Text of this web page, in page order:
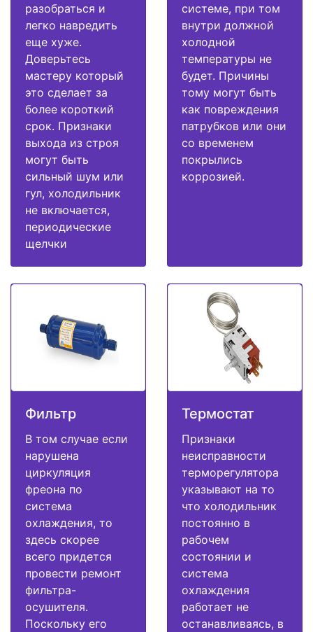
разобраться и
легко навредить
еще хуже.
Доверьтесь
мастеру который
это сделает за
более короткий
срок. Признаки
выхода из строя
могут быть
сильный шум или
гул, холодильник
не включается,
периодические
щелчки
системе, при том
внутри должной
холодной
температуры не
будет. Причины
тому могут быть
как повреждения
патрубков или они
со временем
покрылись
коррозией.
Фильтр
В том случае если
нарушена
циркуляция
фреона по
система
охлаждения, то
здесь скорее
всего придется
провести ремонт
фильтра-
осушителя.
Поскольку его
Термостат
Признаки
неисправности
терморегулятора
указывают на то
что холодильник
постоянно в
рабочем
состоянии и
система
охлаждения
работает не
останавливаясь, в